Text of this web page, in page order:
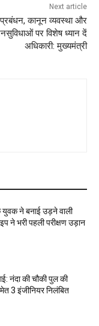
Next article
कानून व्यवस्था और
पर विशेष ध्यान दें
अधिकारी: मुख्यमंत्री
ने बनाई उड़ने वाली
ने भरी पहली परीक्षण उड़ान
नंदा की चौकी पुल की
3 इंजीनियर निलंबित